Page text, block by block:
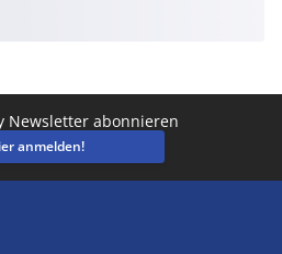
Newsletter abonnieren
anmelden!